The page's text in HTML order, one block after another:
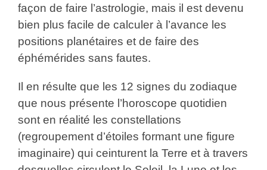
façon de faire l’astrologie, mais il est devenu
bien plus facile de calculer à l’avance les
positions planétaires et de faire des
éphémérides sans fautes.
Il en résulte que les 12 signes du zodiaque
que nous présente l’horoscope quotidien
sont en réalité les constellations
(regroupement d’étoiles formant une figure
imaginaire) qui ceinturent la Terre et à travers